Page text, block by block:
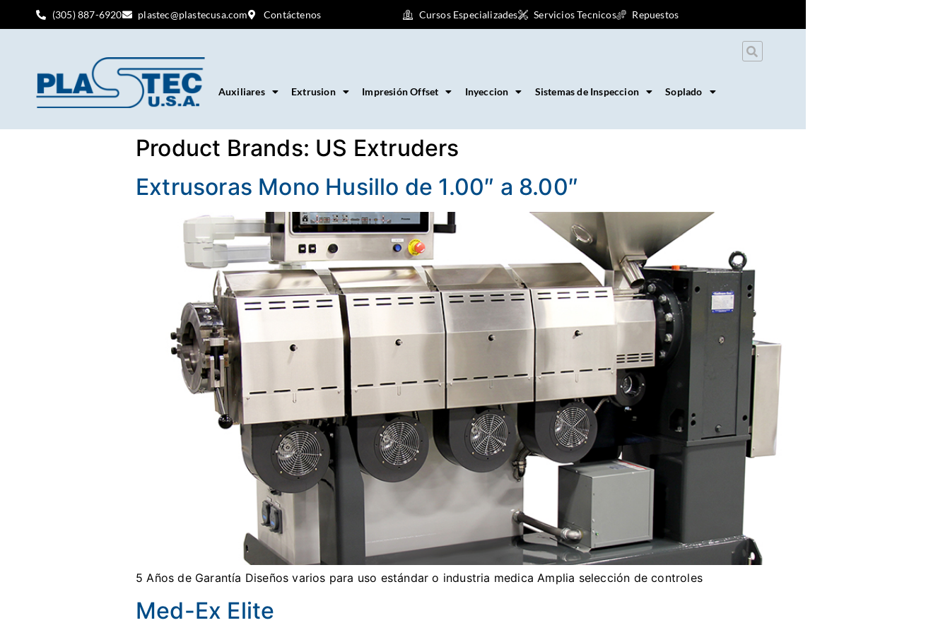
(305) 887-6920 plastec@plastecusa.com Contáctenos Cursos Especializades Servicios Tecnicos Repuestos
Auxiliares Extrusion Impresión Offset Inyeccion Sistemas de Inspeccion Soplado
Product Brands: US Extruders
Extrusoras Mono Husillo de 1.00″ a 8.00″
5 Años de Garantía Diseños varios para uso estándar o industria medica Amplia selección de controles
Med-Ex Elite